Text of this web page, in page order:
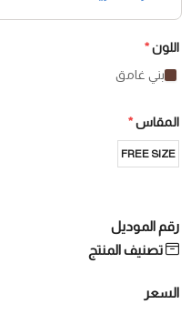
اللون*
بني غامق
المقاس*
FREE SIZE
رقم الموديل
تصنيف المنتج
السعر